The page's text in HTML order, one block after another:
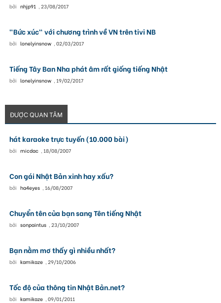
bởi nhjp91 , 23/08/2017
"Bức xúc" với chương trình về VN trên tivi NB
bởi lonelyinsnow , 02/03/2017
Tiếng Tây Ban Nha phát âm rất giống tiếng Nhật
bởi lonelyinsnow , 19/02/2017
ĐƯỢC QUAN TÂM
hát karaoke trực tuyến (10.000 bài)
bởi micdac , 18/08/2007
Con gái Nhật Bản xinh hay xấu?
bởi ha4eyes , 16/08/2007
Chuyển tên của bạn sang Tên tiếng Nhật
bởi sonpaintus , 23/10/2007
Bạn nằm mơ thấy gì nhiều nhất?
bởi kamikaze , 29/10/2006
Tốc độ của thông tin Nhật Bản.net?
bởi kamikaze , 09/01/2011